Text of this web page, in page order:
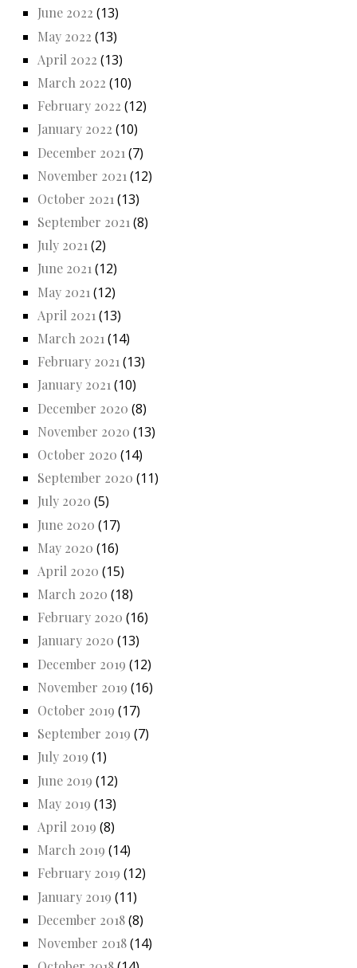
June 2022 (13)
May 2022 (13)
April 2022 (13)
March 2022 (10)
February 2022 (12)
January 2022 (10)
December 2021 (7)
November 2021 (12)
October 2021 (13)
September 2021 (8)
July 2021(2)
June 2021(12)
May 2021 (12)
April 2021 (13)
March 2021 (14)
February 2021(13)
January 2021(10)
December 2020 (8)
November 2020 (13)
October 2020 (14)
September 2020 (11)
July 2020 (5)
June 2020 (17)
May 2020 (16)
April 2020 (15)
March 2020 (18)
February 2020 (16)
January 2020 (13)
December 2019 (12)
November 2019 (16)
October 2019 (17)
September 2019 (7)
July 2019 (1)
June 2019 (12)
May 2019 (13)
April 2019 (8)
March 2019 (14)
February 2019 (12)
January 2019 (11)
December 2018(8)
November 2018(14)